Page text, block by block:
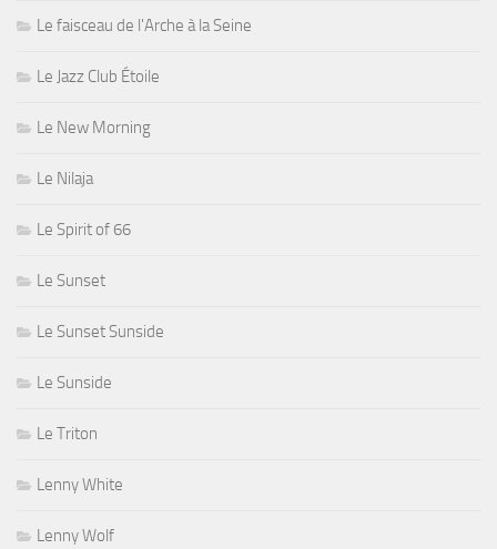
Le faisceau de l'Arche à la Seine
Le Jazz Club Étoile
Le New Morning
Le Nilaja
Le Spirit of 66
Le Sunset
Le Sunset Sunside
Le Sunside
Le Triton
Lenny White
Lenny Wolf